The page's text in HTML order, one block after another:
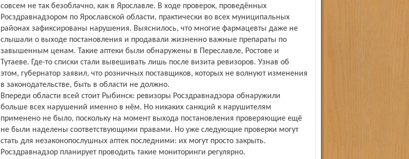
совсем не так безоблачно, как в Ярославле. В ходе проверок, проведённых
Росздравнадзором по Ярославской области, практически во всех муниципальных
районах зафиксированы нарушения. Выяснилось, что многие фармацевты даже не
слышали о выходе постановления и продавали жизненно важные препараты по
завышенным ценам. Такие аптеки были обнаружены в Переславле, Ростове и
Тутаеве. Где-то списки стали вывешивать лишь после визита ревизоров. Узнав об
этом, губернатор заявил, что розничных поставщиков, которых не волнуют изменения
в законодательстве, быть в области не должно.
Впереди области всей стоит Рыбинск: ревизоры Росздравнадзора обнаружили
больше всех нарушений именно в нём. Но никаких санк­ций к нарушителям
применено не было, поскольку на момент выхода постановления проверяющие ещё
не были наделены соответствующими правами. Но уже следующие проверки могут
стать для незаконопослушных аптек последними: их могут просто закрыть.
Росздравнадзор планирует проводить такие мониторинги регулярно.